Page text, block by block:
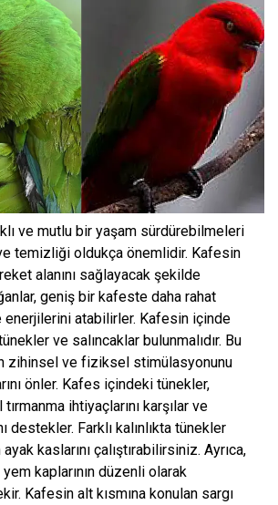
ve mutlu bir yaşam sürdürebilmeleri
temizliği oldukça önemlidir. Kafesin
alanını sağlayacak şekilde
geniş bir kafeste daha rahat
atabilirler. Kafesin içinde
ve salıncaklar bulunmalıdır. Bu
zihinsel ve fiziksel stimülasyonunu
önler. Kafes içindeki tünekler,
ihtiyaçlarını karşılar ve
destekler. Farklı kalınlıkta tünekler
kaslarını çalıştırabilirsiniz. Ayrıca,
kaplarının düzenli olarak
Kafesin alt kısmına konulan sargı